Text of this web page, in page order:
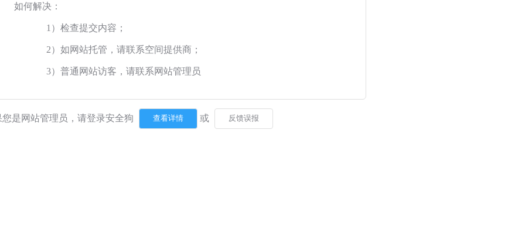
如何解决：
1）检查提交内容；
2）如网站托管，请联系空间提供商；
3）普通网站访客，请联系网站管理员
您是网站管理员，请登录安全狗 或